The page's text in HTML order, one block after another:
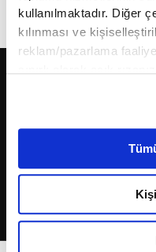
kullanılmaktadır. Diğer
kılınması ve
reklam/pazarlama
belirleyebilirsiniz.
Ayarlar butonuna
Metnimizi ziyaret
6698 sayılı Kişisel
okumak ve sitemizi
gerçekleştirilen veri
detaylı bilgi almak için
savaşlarına" ve tarifelerin
başkalarına karşı "zorlama
2026Fikriyat. Tüm